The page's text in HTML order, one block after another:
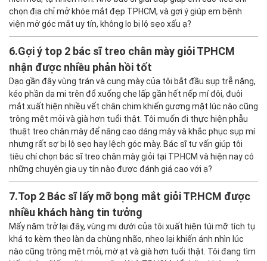
chọn địa chỉ mở khóe mắt đẹp TPHCM, và gợi ý giúp em bệnh
viện mở góc mắt uy tín, không lo bị lộ sẹo xấu ạ?
6.Gợi ý top 2 bác sĩ treo chân mày giỏi TPHCM
nhận được nhiều phản hồi tốt
Dạo gần đây vùng trán và cung mày của tôi bắt đầu sụp trễ nặng,
kéo phần da mi trên đổ xuống che lấp gần hết nếp mí đôi, đuôi
mắt xuất hiện nhiều vết chân chim khiến gương mặt lúc nào cũng
trông mệt mỏi và già hơn tuổi thật. Tôi muốn đi thực hiện phẫu
thuật treo chân mày để nâng cao dáng mày và khắc phục sụp mí
nhưng rất sợ bị lộ sẹo hay lệch góc mày. Bác sĩ tư vấn giúp tôi
tiêu chí chọn bác sĩ treo chân mày giỏi tại TP.HCM và hiện nay có
những chuyên gia uy tín nào được đánh giá cao với ạ?
7.Top 2 Bác sĩ lấy mỡ bọng mắt giỏi TP.HCM được
nhiều khách hàng tin tưởng
Mấy năm trở lại đây, vùng mi dưới của tôi xuất hiện túi mỡ tích tụ
khá to kèm theo làn da chùng nhão, nheo lại khiến ánh nhìn lúc
nào cũng trông mệt mỏi, mờ ạt và già hơn tuổi thật. Tôi đang tìm